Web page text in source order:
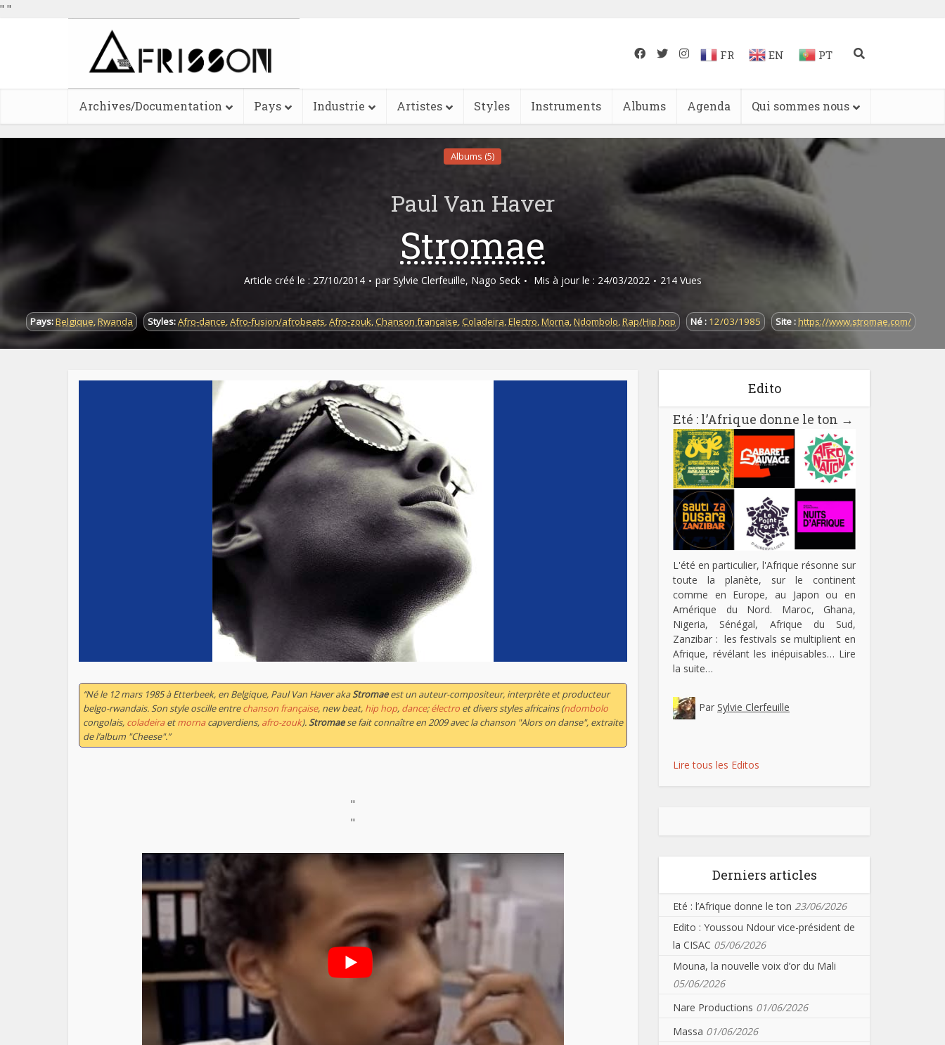
" "
FR EN PT
Archives/Documentation Pays Industrie Artistes Styles Instruments Albums Agenda Qui sommes nous
Albums (5)
Paul Van Haver
Stromae
Article créé le : 27/10/2014 par Sylvie Clerfeuille, Nago Seck Mis à jour le : 24/03/2022 214 Vues
Pays:Belgique,Rwanda Styles:Afro-dance,Afro-fusion/afrobeats,Afro-zouk,Chanson française,Coladeira,Electro,Morna,Ndombolo,Rap/Hip hop Né : 12/03/1985 Site :https://www.stromae.com/
“Né le 12 mars 1985 à Etterbeek, en Belgique, Paul Van Haver akaStromaeest un auteur-compositeur, interprète et producteur
belgo-rwandais. Son style oscille entrechanson française, new beat, hip hop, dance;électro et divers styles africains (ndombolo
congolais, coladeiraetmornacapverdiens, afro-zouk).Stromaese fait connaître en 2009 avec la chanson "Alors on danse", extraite
de l’album "Cheese".”
"
"
Edito
Eté : l’Afrique donne le ton →
L'été en particulier, l'Afrique résonne sur
toute la planète, sur le continent
comme en Europe, au Japon ou en
Amérique du Nord. Maroc, Ghana,
Nigeria, Sénégal, Afrique du Sud,
Zanzibar : les festivals se multiplient en
Afrique, révélant les inépuisables… Lire
la suite…
Par Sylvie Clerfeuille
Lire tous les Editos
Derniers articles
Eté : l’Afrique donne le ton 23/06/2026
Edito : Youssou Ndour vice-président de
la CISAC 05/06/2026
Mouna, la nouvelle voix d’or du Mali
05/06/2026
Nare Productions 01/06/2026
Massa 01/06/2026